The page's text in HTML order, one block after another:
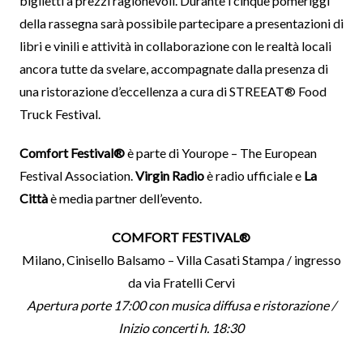
della rassegna sarà possibile partecipare a presentazioni di
libri e vinili e attività in collaborazione con le realtà locali
ancora tutte da svelare, accompagnate dalla presenza di
una ristorazione d’eccellenza a cura di STREEAT® Food
Truck Festival.
Comfort Festival®è parte di Yourope – The European
Festival Association. Virgin Radioè radio ufficiale e La
Cittàè media partner dell’evento.
COMFORT FESTIVAL®
Milano, Cinisello Balsamo – Villa Casati Stampa / ingresso
da via Fratelli Cervi
Apertura porte 17:00 con musica diffusa e ristorazione /
Inizio concerti h. 18:30